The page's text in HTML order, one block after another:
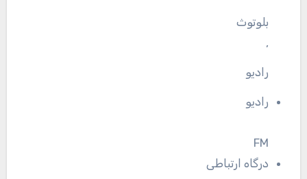
بلوتوث
,
رادیو
رادیو
FM
درگاه ارتباطی